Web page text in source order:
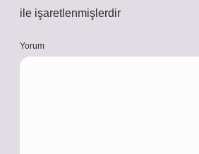
ile işaretlenmişlerdir
Yorum